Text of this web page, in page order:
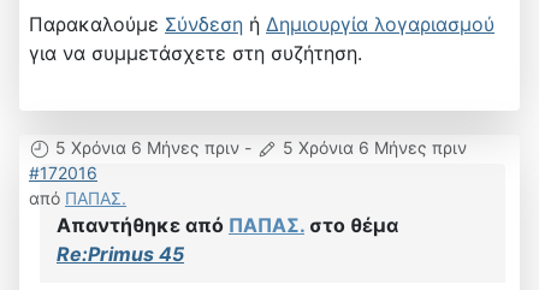
Παρακαλούμε Σύνδεση ή Δημιουργία λογαριασμού
για να συμμετάσχετε στη συζήτηση.
5 Χρόνια 6 Μήνες πριν -
5 Χρόνια 6 Μήνες πριν
#172016
από ΠΑΠΑΣ.
Απαντήθηκε από ΠΑΠΑΣ. στο θέμα
Re:Primus 45